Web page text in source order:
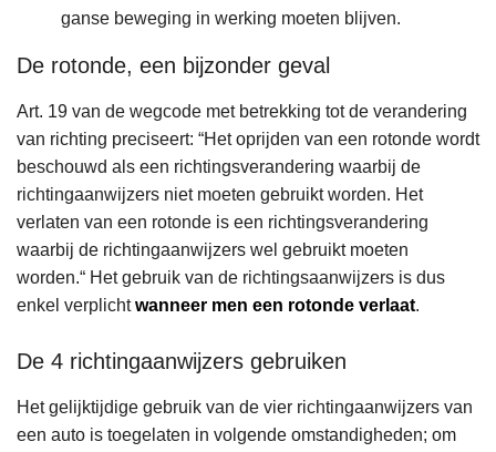
ganse beweging in werking moeten blijven.
De rotonde, een bijzonder geval
Art. 19 van de wegcode met betrekking tot de verandering
van richting preciseert: “Het oprijden van een rotonde wordt
beschouwd als een richtingsverandering waarbij de
richtingaanwijzers niet moeten gebruikt worden. Het
verlaten van een rotonde is een richtingsverandering
waarbij de richtingaanwijzers wel gebruikt moeten
worden.“ Het gebruik van de richtingsaanwijzers is dus
enkel verplichtwanneer men een rotonde verlaat.
De 4 richtingaanwijzers gebruiken
Het gelijktijdige gebruik van de vier richtingaanwijzers van
een auto is toegelaten in volgende omstandigheden; om